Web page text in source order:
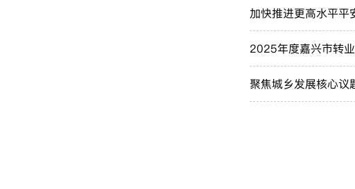
加快推进更高水平平
2025年度嘉兴市转
聚焦城乡发展核心议